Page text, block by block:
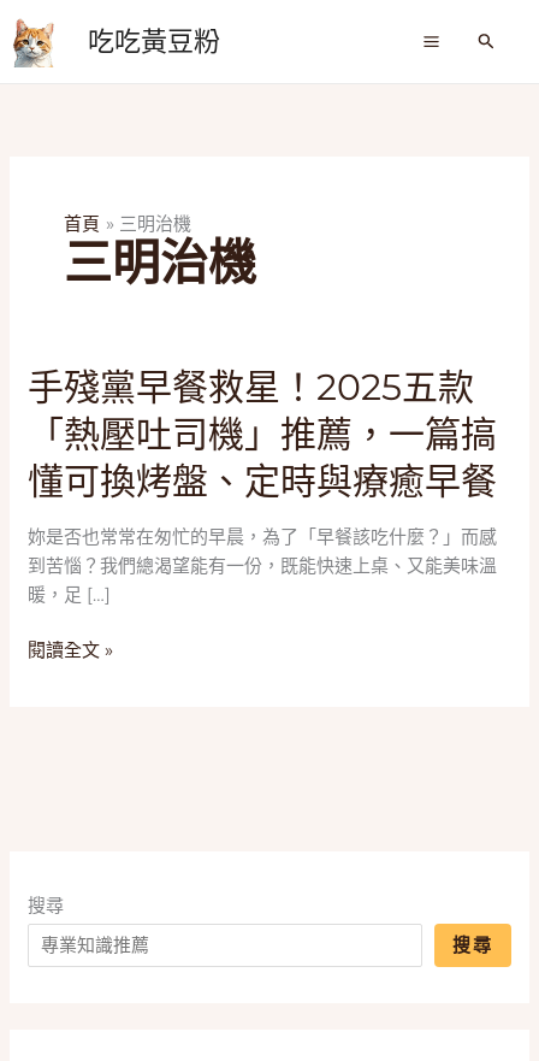
至
主
吃吃黃豆粉
搜
首頁 三明治機
三明治機
手殘黨早餐救星！2025五款
「熱壓吐司機」推薦，一篇搞
懂可換烤盤、定時與療癒早餐
妳是否也常常在匆忙的早晨，為了「早餐該吃什麼？」而感
到苦惱？我們總渴望能有一份，既能快速上桌、又能美味溫
暖，足 […]
手
殘
早
餐
星！
2025
五
款
「熱
篇
搞
懂
閱讀全文 »
搜尋
搜尋